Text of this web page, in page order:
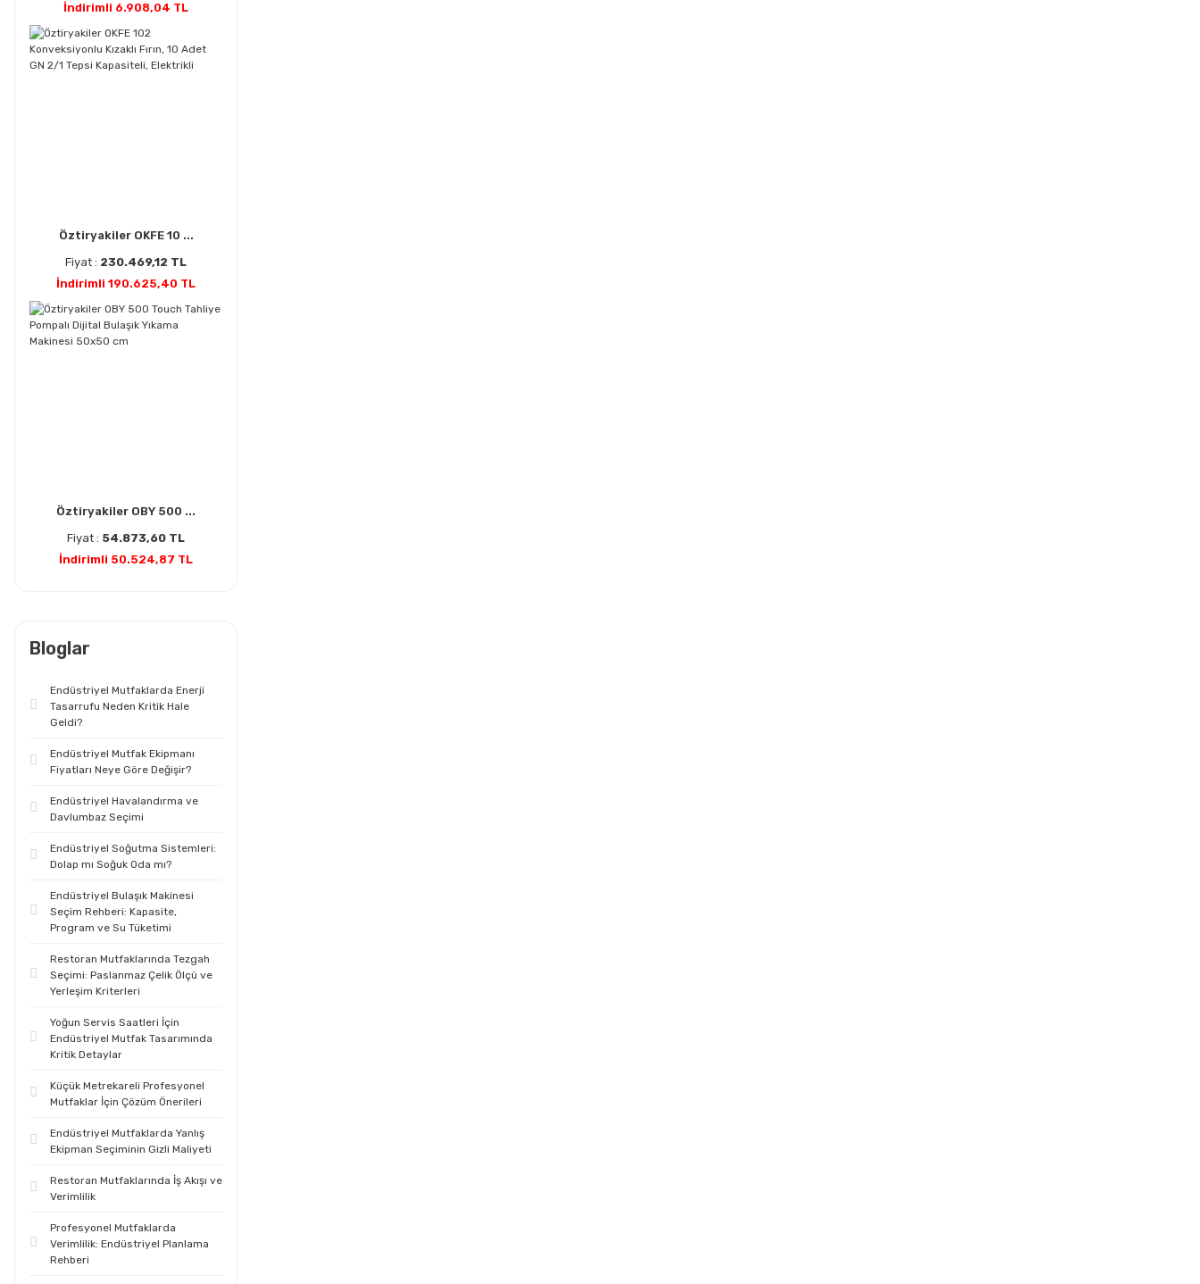
İndirimli 6.908,04 TL
Öztiryakiler OKFE 10 ...
Fiyat : 230.469,12 TL
İndirimli 190.625,40 TL
Öztiryakiler OBY 500 ...
Fiyat : 54.873,60 TL
İndirimli 50.524,87 TL
Bloglar
Endüstriyel Mutfaklarda Enerji
Tasarrufu Neden Kritik Hale
Geldi?
Endüstriyel Mutfak Ekipmanı
Fiyatları Neye Göre Değişir?
Endüstriyel Havalandırma ve
Davlumbaz Seçimi
Endüstriyel Soğutma Sistemleri:
Dolap mı Soğuk Oda mı?
Endüstriyel Bulaşık Makinesi
Seçim Rehberi: Kapasite,
Program ve Su Tüketimi
Restoran Mutfaklarında Tezgah
Seçimi: Paslanmaz Çelik Ölçü ve
Yerleşim Kriterleri
Yoğun Servis Saatleri İçin
Endüstriyel Mutfak Tasarımında
Kritik Detaylar
Küçük Metrekareli Profesyonel
Mutfaklar İçin Çözüm Önerileri
Endüstriyel Mutfaklarda Yanlış
Ekipman Seçiminin Gizli Maliyeti
Restoran Mutfaklarında İş Akışı ve
Verimlilik
Profesyonel Mutfaklarda
Verimlilik: Endüstriyel Planlama
Rehberi